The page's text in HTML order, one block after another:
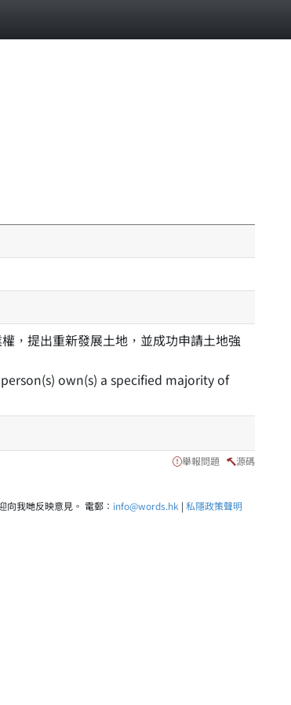
，提出重新發展土地，並成功申請土地強
own(s) a specified majority of
舉報問題 源碼
向我哋反映意見。 電郵： info@words.hk | 私隱政策聲明